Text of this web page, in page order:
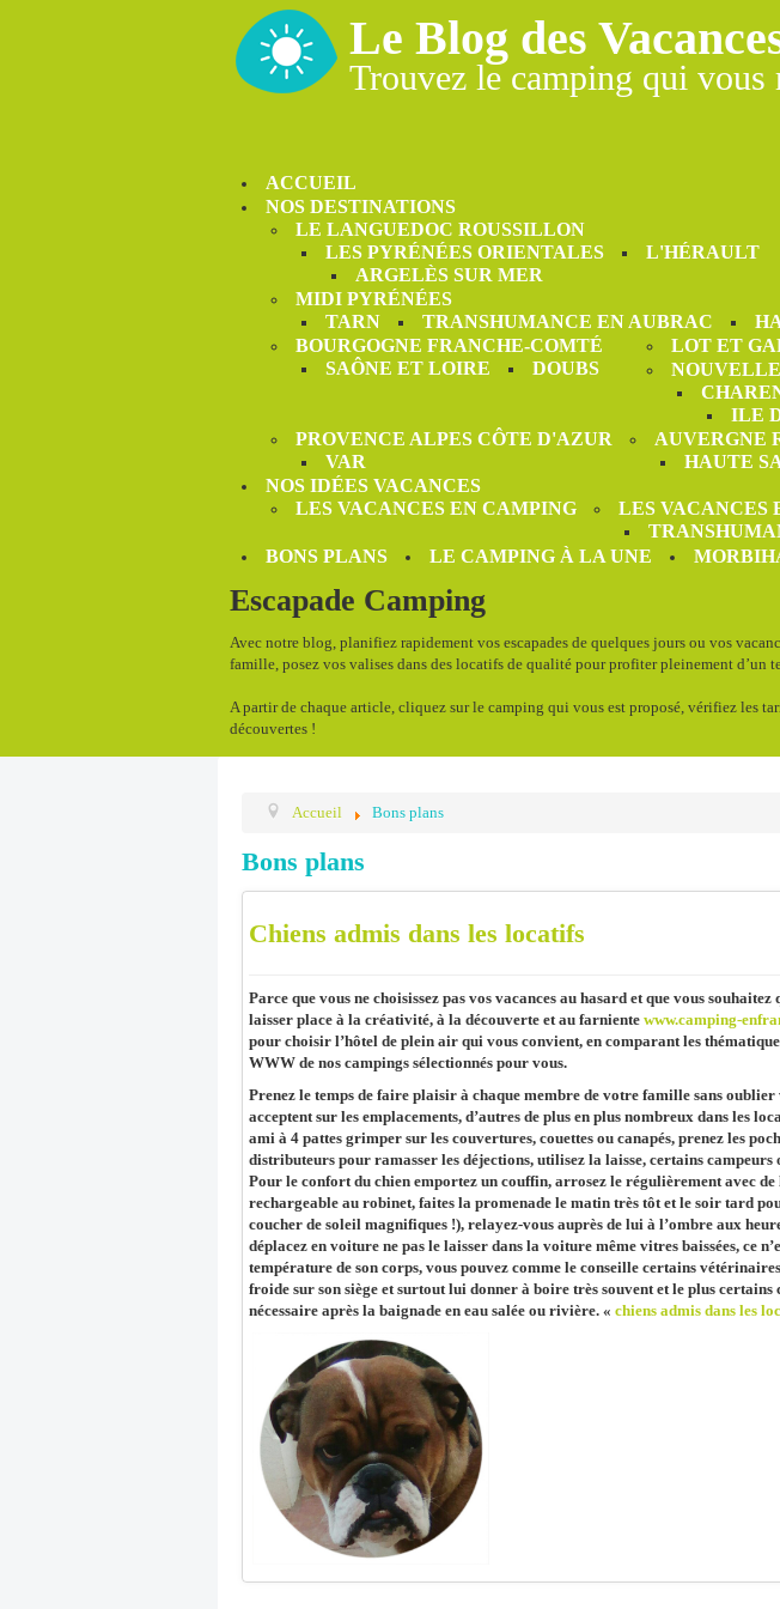
Le Blog des
Trouvez le camping qui vous
ACCUEIL
NOS DESTINATIONS
LE LANGUEDOC ROUSSILLON
LES PYRÉNÉES ORIENTALES
ARGELÈS SUR MER
L'HÉRAULT
MIDI PYRÉNÉES
TARN
TRANSHUMANCE EN AUBRAC
BOURGOGNE FRANCHE-COMTÉ
SAÔNE ET LOIRE
DOUBS
LOT ET
ILE
PROVENCE ALPES CÔTE D'AZUR
VAR
AUVERGNE
HAUTE
NOS IDÉES VACANCES
LES VACANCES EN CAMPING
LES VACANCES
BONS PLANS
LE CAMPING À LA UNE
Escapade Camping
Avec notre blog, planifiez rapidement vos escapades de quelques jours ou vos
famille, posez vos valises dans des locatifs de qualité pour profiter pleinement d’un
A partir de chaque article, cliquez sur le camping qui vous est proposé, vérifiez les
découvertes !
Accueil Bons plans
Bons plans
Chiens admis dans les locatifs
Parce que vous ne choisissez pas vos vacances au hasard et que vous
laisser place à la créativité, à la découverte et au farniente www.camping-
pour choisir l’hôtel de plein air qui vous convient, en comparant les
WWW de nos campings sélectionnés pour vous.
Prenez le temps de faire plaisir à chaque membre de votre famille sans
acceptent sur les emplacements, d’autres de plus en plus nombreux dans les
ami à 4 pattes grimper sur les couvertures, couettes ou canapés, prenez les
distributeurs pour ramasser les déjections, utilisez la laisse, certains campeurs
Pour le confort du chien emportez un couffin, arrosez le régulièrement avec
rechargeable au robinet, faites la promenade le matin très tôt et le soir tard
coucher de soleil magnifiques !), relayez-vous auprès de lui à l’ombre aux
déplacez en voiture ne pas le laisser dans la voiture même vitres baissées, ce
température de son corps, vous pouvez comme le conseille certains
froide sur son siège et surtout lui donner à boire très souvent et le plus certains
nécessaire après la baignade en eau salée ou rivière. « chiens admis dans les